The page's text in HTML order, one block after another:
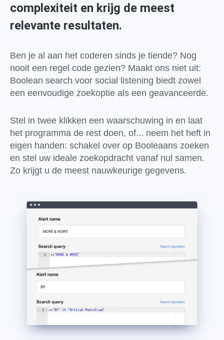
complexiteit en krijg de meest
relevante resultaten.
Ben je al aan het coderen sinds je tiende? Nog
nooit een regel code gezien? Maakt ons niet uit:
Boolean search voor social listening biedt zowel
een eenvoudige zoekoptie als een geavanceerde.
Stel in twee klikken een waarschuwing in en laat
het programma de rest doen, of... neem het heft in
eigen handen: schakel over op Booleaans zoeken
en stel uw ideale zoekopdracht vanaf nul samen.
Zo krijgt u de meest nauwkeurige gegevens.